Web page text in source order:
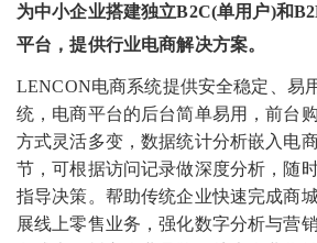
为中小企业搭建独立B2C(单用户)和
平台，提供行业电商解决方案。
LENCON电商系统提供安全稳定、易
统，电商平台的后台简单易用，前台
方式灵活多变，数据统计分析嵌入电
节，可根据访问记录做深度分析，随
指导决策。帮助传统企业快速完成商
展线上零售业务，强化数字分析与营